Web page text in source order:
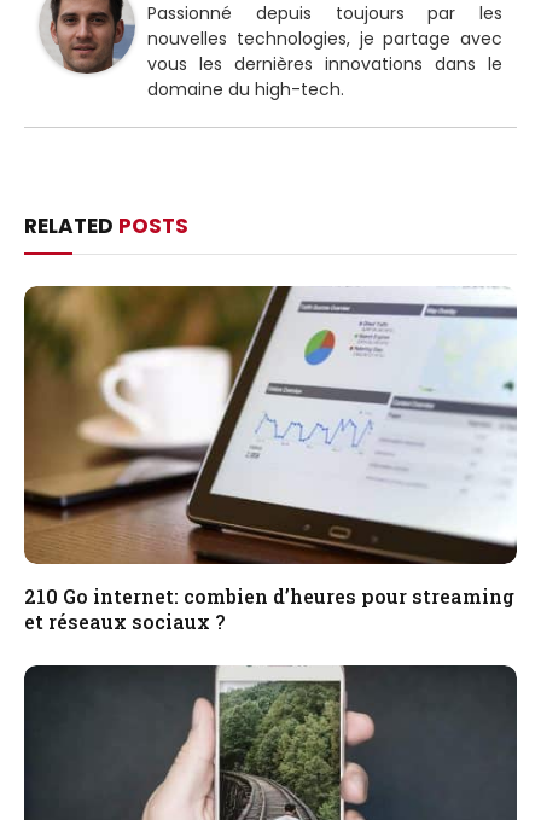
Passionné depuis toujours par les
nouvelles technologies, je partage avec
vous les dernières innovations dans le
domaine du high-tech.
RELATED POSTS
210 Go internet: combien d’heures pour streaming
et réseaux sociaux ?